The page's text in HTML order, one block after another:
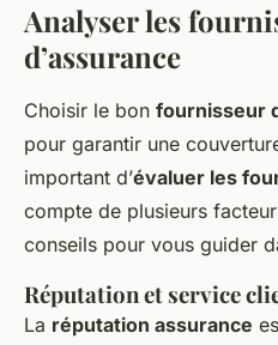
Analyser les
d’assurance
Choisir le bon fournisseur
pour garantir une
important d’évaluer les
compte de plusieurs
conseils pour vous guider
Réputation et service
La réputation assurance